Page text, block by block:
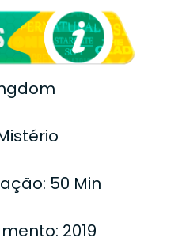
50 Min
2019